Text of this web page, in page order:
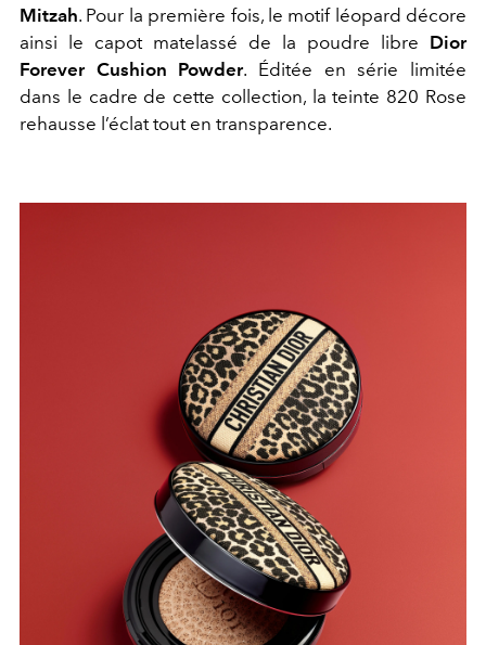
Mitzah. Pour la première fois, le motif léopard décore
ainsi le capot matelassé de la poudre libre Dior
Forever Cushion Powder. Éditée en série limitée
dans le cadre de cette collection, la teinte 820 Rose
rehausse l’éclat tout en transparence.